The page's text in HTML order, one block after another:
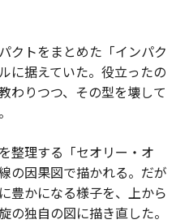
クトをまとめた「インパク
に据えていた。役立ったの
わりつつ、その型を壊して
整理する「セオリー・オ
の因果図で描かれる。だが
豊かになる様子を、上から
の独自の図に描き直した。